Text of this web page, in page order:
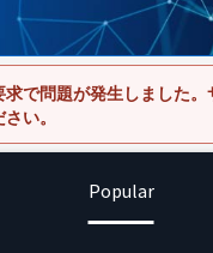
求で問題が発生しました
い。
Popular